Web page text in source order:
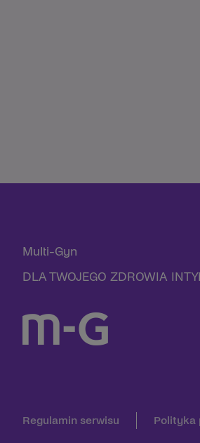
Multi-Gyn
DLA TWOJEGO ZDROWIA
Regulamin serwisu Polityka